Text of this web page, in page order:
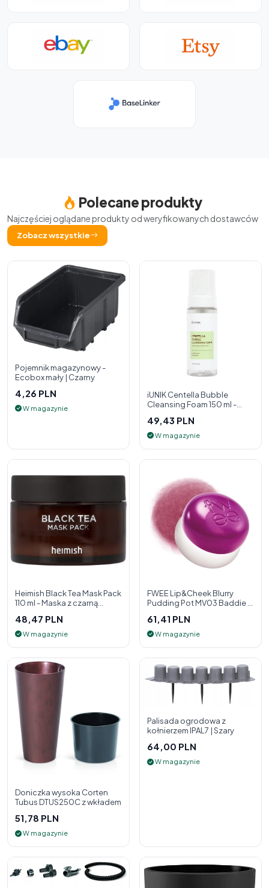
Polecane produkty
Najczęściej oglądane produkty od weryfikowanych dostawców
Zobacz wszystkie
Pojemnik magazynowy -
Ecobox mały | Czarny
4,26 PLN
W magazynie
iUNIK Centella Bubble
Cleansing Foam 150 ml -
twarzy
49,43 PLN
W magazynie
Heimish Black Tea Mask Pack
110 ml - Maska z czarną
48,47 PLN
W magazynie
FWEE Lip&Cheek Blurry
Pudding Pot MV03 Baddie 5
policzk
61,41 PLN
W magazynie
Doniczka wysoka Corten
Tubus DTUS250C z wkładem
51,78 PLN
W magazynie
Palisada ogrodowa z
kołnierzem IPAL7 | Szary
64,00 PLN
W magazynie